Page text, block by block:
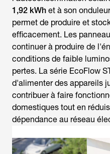
1,92 kWh et à son
permet de produire et
efficacement. Les
continuer à produire de
conditions de faible
pertes. La série EcoFlow
d'alimenter des appareils
contribuer à faire
domestiques tout en
dépendance au réseau